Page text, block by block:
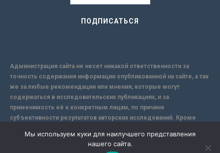
Администрация сайта не несет никакой ответственности за
точность содержания информации опубликованной на сайте, а так
же за любые рекомендации или мнения, которые могут
содержаться в исследовательских публикациях, и за
применимость её к конкретным лицам, по причине
субъективности результатов авторских исследований. Кроме
надежной защиты информации, Сайт не несет ответственности за
Мы используем куки для наилучшего представления
нашего сайта.